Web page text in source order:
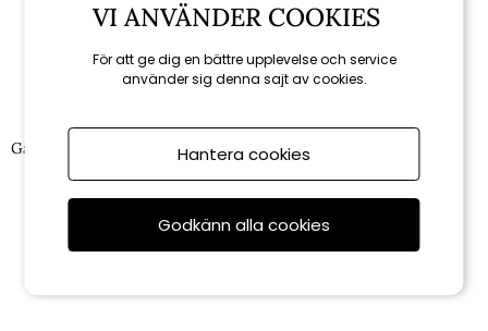
Gäster förvaringslåda - antracit
6 291 kr 6 990 kr
VI ANVÄNDER COOKIES
För att ge dig en bättre upplevelse och service
använder sig denna sajt av cookies.
Hantera cookies
Godkänn alla cookies